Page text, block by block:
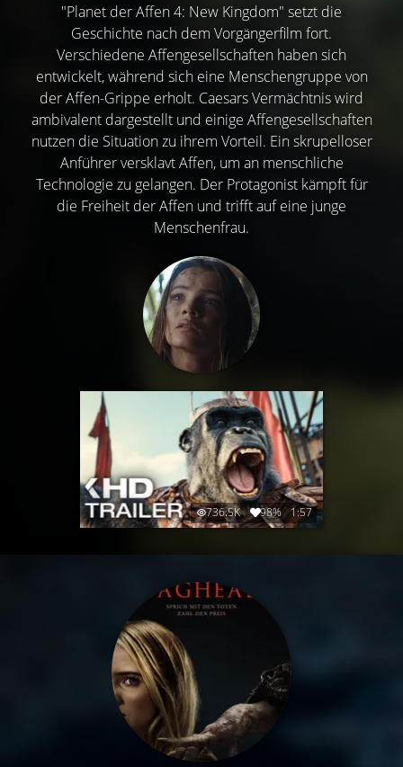
"Planet der Affen 4: New Kingdom" setzt die
Geschichte nach dem Vorgängerfilm fort.
Verschiedene Affengesellschaften haben sich
entwickelt, während sich eine Menschengruppe von
der Affen-Grippe erholt. Caesars Vermächtnis wird
ambivalent dargestellt und einige Affengesellschaften
nutzen die Situation zu ihrem Vorteil. Ein skrupelloser
Anführer versklavt Affen, um an menschliche
Technologie zu gelangen. Der Protagonist kämpft für
die Freiheit der Affen und trifft auf eine junge
Menschenfrau.
736.5K 98% 1:57